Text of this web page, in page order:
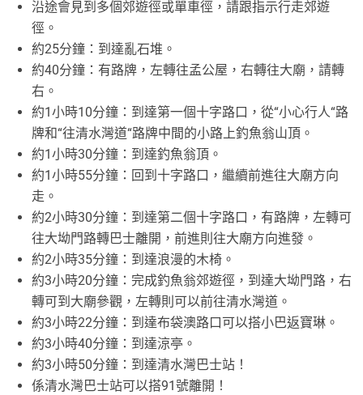
沿途會見到多個郊遊徑或單車徑，請跟指示行走郊遊
徑。
約25分鐘：到達亂石堆。
約40分鐘：有路牌，左轉往孟公屋，右轉往大廟，請轉
右。
約1小時10分鐘：到達第一個十字路口，從“小心行人“路
牌和“往清水灣道“路牌中間的小路上釣魚翁山頂。
約1小時30分鐘：到達釣魚翁頂。
約1小時55分鐘：回到十字路口，繼續前進往大廟方向
走。
約2小時30分鐘：到達第二個十字路口，有路牌，左轉可
往大坳門路轉巴士離開，前進則往大廟方向進發。
約2小時35分鐘：到達浪漫的木椅。
約3小時20分鐘：完成釣魚翁郊遊徑，到達大坳門路，右
轉可到大廟參觀，左轉則可以前往清水灣道。
約3小時22分鐘：到達布袋澳路口可以搭小巴返寶琳。
約3小時40分鐘：到達涼亭。
約3小時50分鐘：到達清水灣巴士站！
係清水灣巴士站可以搭91號離開！